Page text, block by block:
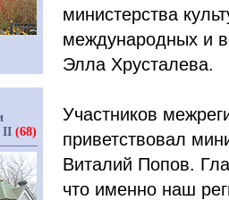
министерства
международных и
Элла Хрусталева.
Участников
приветствовал
Виталий Попов.
что именно наш
II (68)